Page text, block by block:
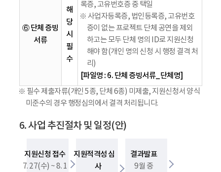
⑥ 단체 증빙
서류
해
당
시
필
수
록증, 고유번호증 중 택일
※ 사업자등록증, 법인등록증, 고유번호
증이 없는 프로젝트 단체 공연을 제외
하고는 모두 단체 명의 ID로 지원신청
해야 함(개인 명의 신청 시 행정 결격 처
리)
[파일명 : 6. 단체 증빙서류_단체명]
※ 필수 제출자류(개인 5종, 단체 6종) 미제출, 지원신청서 양식
미준수의 경우 행정심의에서 결격 처리됩니다.
6. 사업 추진절차 및 일정(안)
지원신청 접수
7. 27(수) ~ 8. 1
지원적격성 심
사
결과발표
9월 중